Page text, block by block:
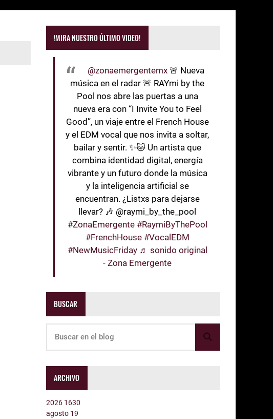
!MIRA NUESTRO ÚLTIMO VIDEO!
@zonaemergentemx 🚨 Nueva
música en el radar 🚨 RAYmi by the
Pool nos abre las puertas a una
nueva era con “I Invite You to Feel
Good”, un viaje entre el French House
y el EDM vocal que nos invita a soltar,
bailar y sentir. ✨🐱 Un artista que
combina identidad digital, energía
vibrante y un futuro donde la música
y la inteligencia artificial se
encuentran. ¿Listxs para dejarse
llevar? 🎶 @raymi_by_the_pool
#ZonaEmergente #RaymiByThePool
#FrenchHouse #VocalEDM
#NewMusicFriday ♬ sonido original
- Zona Emergente
BUSCAR
ARCHIVO
2026 1630
agosto 19